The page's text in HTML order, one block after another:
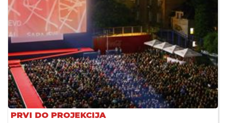
PRVI DO PROJEKCIJA